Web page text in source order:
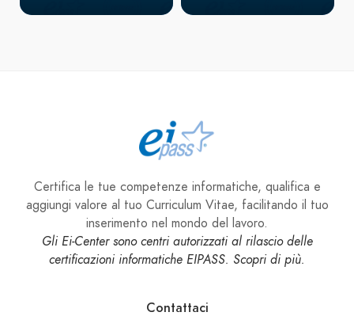
Certifica le tue competenze informatiche, qualifica e
aggiungi valore al tuo Curriculum Vitae, facilitando il tuo
inserimento nel mondo del lavoro.
Gli Ei-Center sono centri autorizzati al rilascio delle
certificazioni informatiche EIPASS. Scopri di più.
Contattaci